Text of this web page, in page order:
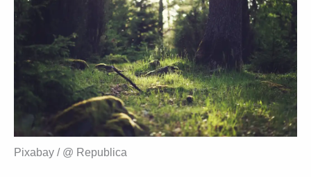
Pixabay / @ Republica